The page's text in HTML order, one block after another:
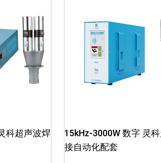
科超声波焊
15kHz-3000W 数字 灵
接自动化配套
灵科超声
箱模块化
信号干
15kHz-3200W 数字 灵
可长时间工作02、电箱
电路设计，减少超声电